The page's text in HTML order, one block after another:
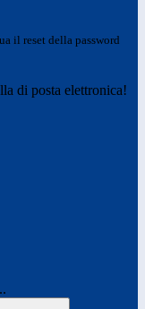
il reset della password
di posta elettronica!